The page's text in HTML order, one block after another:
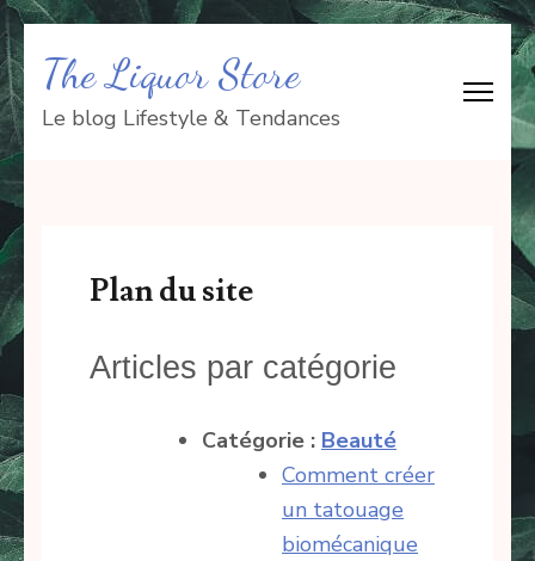
Aller
au
contenu
(Pressez
Entrée)
The Liquor Store
Le blog Lifestyle & Tendances
Plan du site
Articles par catégorie
Catégorie : Beauté
Comment créer
un tatouage
biomécanique